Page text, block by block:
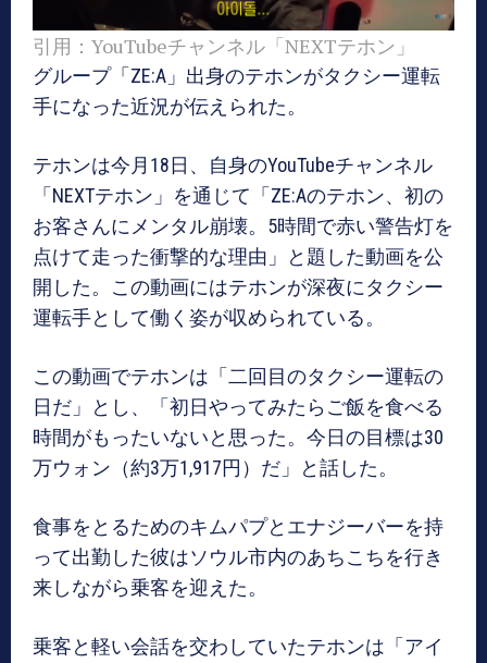
引用：YouTubeチャンネル「NEXTテホン」
グループ「ZE:A」出身のテホンがタクシー運転
手になった近況が伝えられた。
テホンは今月18日、自身のYouTubeチャンネル
「NEXTテホン」を通じて「ZE:Aのテホン、初の
お客さんにメンタル崩壊。5時間で赤い警告灯を
点けて走った衝撃的な理由」と題した動画を公
開した。この動画にはテホンが深夜にタクシー
運転手として働く姿が収められている。
この動画でテホンは「二回目のタクシー運転の
日だ」とし、「初日やってみたらご飯を食べる
時間がもったいないと思った。今日の目標は30
万ウォン（約3万1,917円）だ」と話した。
食事をとるためのキムパプとエナジーバーを持
って出勤した彼はソウル市内のあちこちを行き
来しながら乗客を迎えた。
乗客と軽い会話を交わしていたテホンは「アイ